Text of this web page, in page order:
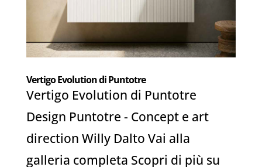
Vertigo Evolution di Puntotre
Vertigo Evolution di Puntotre
Design Puntotre - Concept e art
direction Willy Dalto Vai alla
galleria completa Scopri di più su